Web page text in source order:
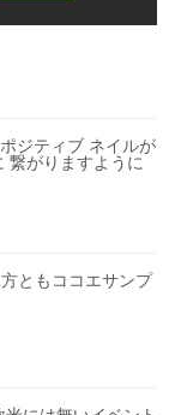
ジティブ ネイルが
繋がりますように
ともココエサンプ